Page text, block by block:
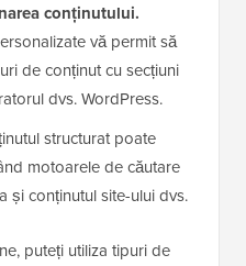
conținutului.
vă permit să
de conținut cu secțiuni
dvs. WordPress.
structurat poate
motoarele de căutare
și conținutul site-ului dvs.
puteți utiliza tipuri de